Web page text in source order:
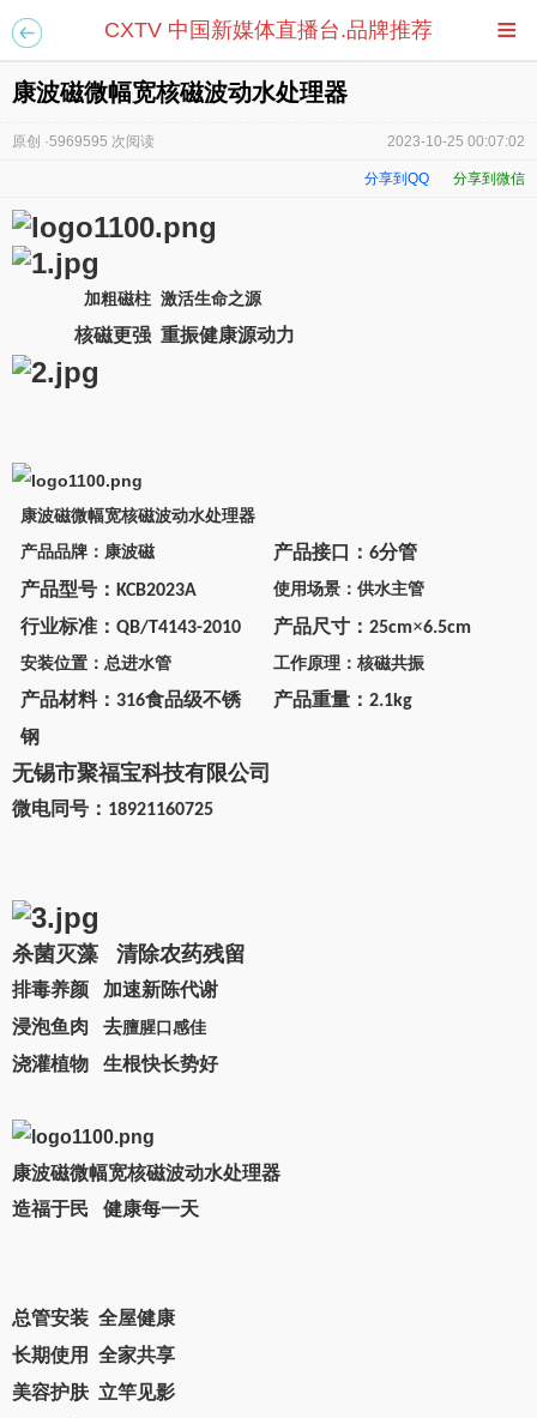
≡
CXTV 中国新媒体直播台.品牌推荐
康波磁微幅宽核磁波动水处理器
原创 ·5969595 次阅读 2023-10-25 00:07:02
分享到QQ 分享到微信
加粗磁柱 激活生命之源
核磁更强 重振健康源动力
康波磁微幅宽核磁波动水处理器
产品品牌：康波磁
产品接口： 6分管
产品型号： KCB2023A 使用场景：供水主管
行业标准： QB/T4143-2010 产品尺寸： 25cm×6.5cm
安装位置：总进水管 工作原理：核磁共振
产品材料： 316食品级不锈
钢
产品重量： 2.1kg
无锡市聚福宝科技有限公司
微电同号： 18921160725
杀菌灭藻 清除农药残留
排毒养颜
加速新陈代谢
浸泡鱼肉
去膻腥口感佳
浇灌植物 生根快长势好
康波磁微幅宽核磁波动水处理器
造福于民
健康每一天
总管安装 全屋健康
长期使用
全家共享
美容护肤 立竿见影